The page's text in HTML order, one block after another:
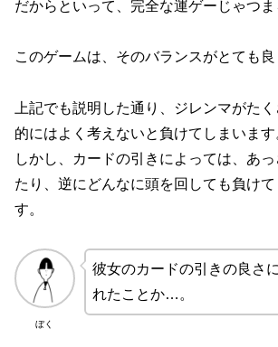
だからといって、完全な運ゲーじゃつま
このゲームは、そのバランスがとても良
上記でも説明した通り、ジレンマがた
的にはよく考えないと負けてしまいます
しかし、カードの引きによっては、あ
たり、逆にどんなに頭を回しても負けて
す。
ぼく
彼女のカードの引きの良さ
れたことか…。